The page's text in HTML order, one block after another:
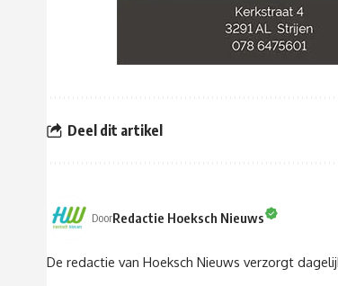
Deel dit artikel
DoorRedactie Hoeksch Nieuws
De redactie van Hoeksch Nieuws verzorgt